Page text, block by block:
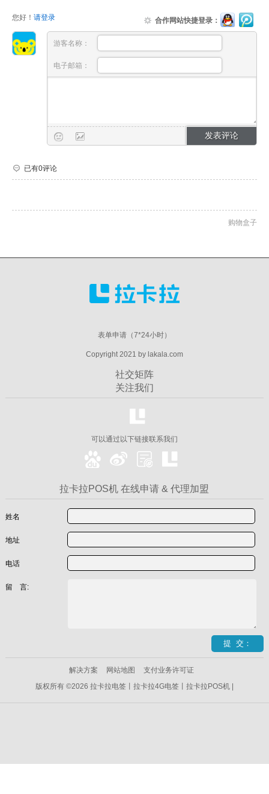
您好！ 请登录 合作网站快捷登录：
游客名称：
电子邮箱：
已有0评论
购物盒子
表单申请（7*24小时）
Copyright 2021 by lakala.com
社交矩阵
关注我们
可以通过以下链接联系我们
拉卡拉POS机 在线申请 & 代理加盟
姓名
地址
电话
留 言:
解决方案 网站地图
支付业务许可证
版权所有 ©2026 拉卡拉电签丨拉卡拉4G电签丨拉卡拉POS机 |